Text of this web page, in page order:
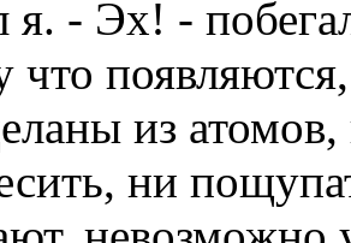
я. - Эх! -
что
из
ни